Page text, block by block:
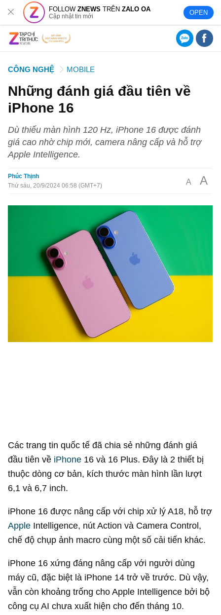
FOLLOWZNEWS TRÊNZALO OA
Cập nhật tin mới OPEN
CÔNG NGHỆ MOBILE
Những đánh giá đầu tiên về
iPhone 16
Dù thiếu màn hình 120 Hz, iPhone 16 được đánh
giá cao nhờ chip mới, camera nâng cấp và hỗ trợ
Apple Intelligence.
Phúc Thịnh
Thứ sáu, 20/9/2024 06:58 (GMT+7)
A A
Các trang tin quốc tế đã chia sẻ những đánh giá
đầu tiên về iPhone 16 và 16 Plus. Đây là 2 thiết bị
thuộc dòng cơ bản, kích thước màn hình lần lượt
6,1 và 6,7 inch.
iPhone 16 được nâng cấp với chip xử lý A18, hỗ trợ
Apple Intelligence, nút Action và Camera Control,
chế độ chụp ảnh macro cùng một số cải tiến khác.
iPhone 16 xứng đáng nâng cấp với người dùng
máy cũ, đặc biệt là iPhone 14 trở về trước. Dù vậy,
vẫn còn khoảng trống cho Apple Intelligence bởi bộ
công cụ AI chưa xuất hiện cho đến tháng 10.